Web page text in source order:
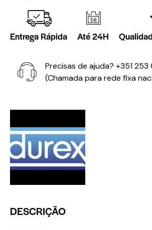
Entrega Rápida Até 24H
Precisas de ajuda? +351 253
(Chamada para rede fixa
DESCRIÇÃO